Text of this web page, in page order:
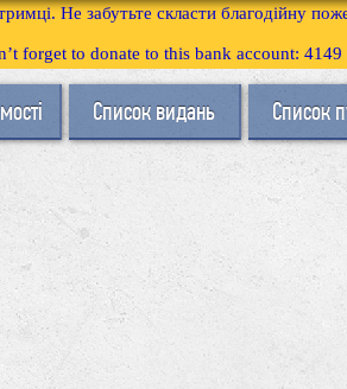
Не забутьте скласти благодійну
forget to donate to this bank account:
Список видань Список